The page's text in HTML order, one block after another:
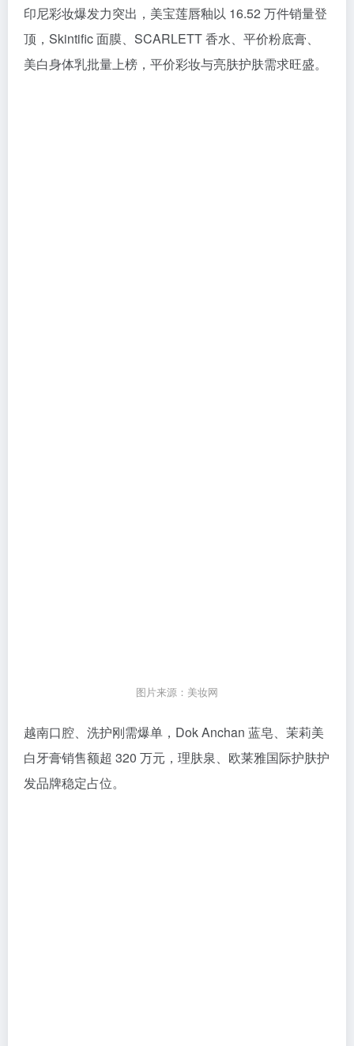
印尼彩妆爆发力突出，美宝莲唇釉以 16.52 万件销量登
顶，Skintific 面膜、SCARLETT 香水、平价粉底膏、
美白身体乳批量上榜，平价彩妆与亮肤护肤需求旺盛。
图片来源：美妆网
越南口腔、洗护刚需爆单，Dok Anchan 蓝皂、茉莉美
白牙膏销售额超 320 万元，理肤泉、欧莱雅国际护肤护
发品牌稳定占位。